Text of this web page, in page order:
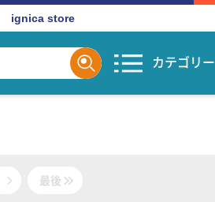
ignica store
カテゴリー
最後